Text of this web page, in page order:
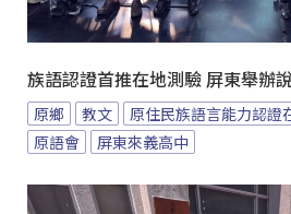
族語認證首推在地測驗 屏東舉辦
原鄉 教文 原住民族語言能力認證
原語會
屏東來義高中